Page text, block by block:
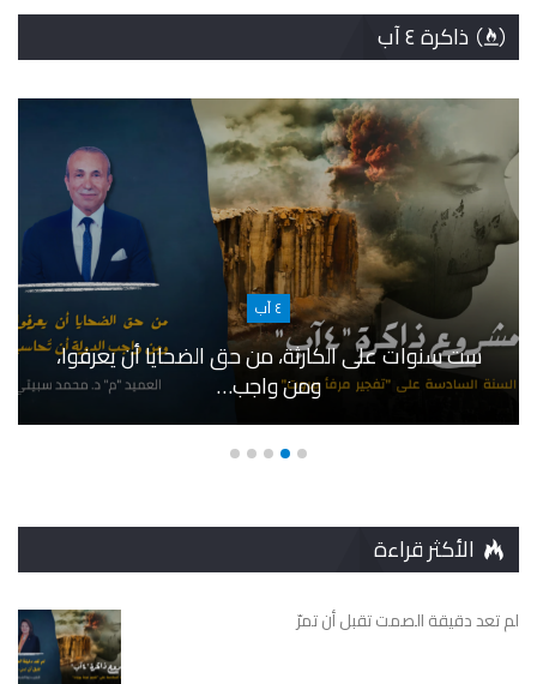
ذاكرة ٤ آب
٤ آب
ست سنوات على الكارثة، من حق الضحايا أن يعرفوا،
ومن واجب…
الأكثر قراءة
لم تعد دقيقة الصمت تقبل أن تمرّ